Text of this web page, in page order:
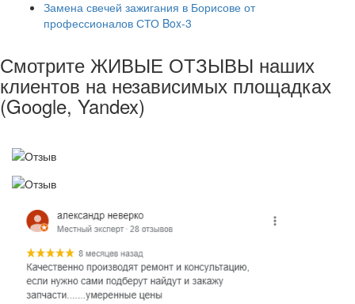
Замена свечей зажигания в Борисове от
профессионалов СТО Box-3
Смотрите ЖИВЫЕ ОТЗЫВЫ наших
клиентов на независимых площадках
(Google, Yandex)